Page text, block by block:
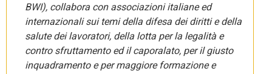
BWI), collabora con associazioni italiane ed
internazionali sui temi della difesa dei diritti e della
salute dei lavoratori, della lotta per la legalità e
contro sfruttamento ed il caporalato, per il giusto
inquadramento e per maggiore formazione e